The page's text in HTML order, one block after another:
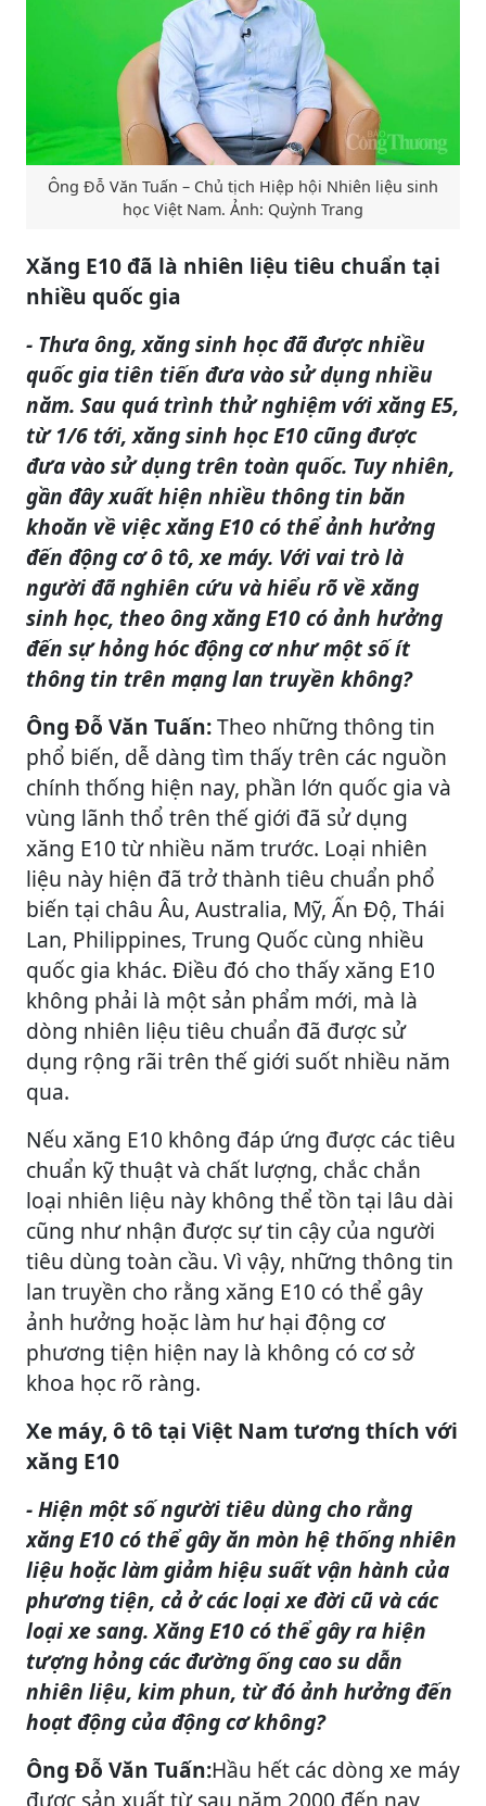
Ông Đỗ Văn Tuấn – Chủ tịch Hiệp hội Nhiên liệu sinh
học Việt Nam. Ảnh: Quỳnh Trang
Xăng E10 đã là nhiên liệu tiêu chuẩn tại
nhiều quốc gia
- Thưa ông, xăng sinh học đã được nhiều
quốc gia tiên tiến đưa vào sử dụng nhiều
năm. Sau quá trình thử nghiệm với xăng E5,
từ 1/6 tới, xăng sinh học E10 cũng được
đưa vào sử dụng trên toàn quốc. Tuy nhiên,
gần đây xuất hiện nhiều thông tin băn
khoăn về việc xăng E10 có thể ảnh hưởng
đến động cơ ô tô, xe máy. Với vai trò là
người đã nghiên cứu và hiểu rõ về xăng
sinh học, theo ông xăng E10 có ảnh hưởng
đến sự hỏng hóc động cơ như một số ít
thông tin trên mạng lan truyền không?
Ông Đỗ Văn Tuấn:Theo những thông tin
phổ biến, dễ dàng tìm thấy trên các nguồn
chính thống hiện nay, phần lớn quốc gia và
vùng lãnh thổ trên thế giới đã sử dụng
xăng E10 từ nhiều năm trước. Loại nhiên
liệu này hiện đã trở thành tiêu chuẩn phổ
biến tại châu Âu, Australia, Mỹ, Ấn Độ, Thái
Lan, Philippines, Trung Quốc cùng nhiều
quốc gia khác. Điều đó cho thấy xăng E10
không phải là một sản phẩm mới, mà là
dòng nhiên liệu tiêu chuẩn đã được sử
dụng rộng rãi trên thế giới suốt nhiều năm
qua.
Nếu xăng E10 không đáp ứng được các tiêu
chuẩn kỹ thuật và chất lượng, chắc chắn
loại nhiên liệu này không thể tồn tại lâu dài
cũng như nhận được sự tin cậy của người
tiêu dùng toàn cầu. Vì vậy, những thông tin
lan truyền cho rằng xăng E10 có thể gây
ảnh hưởng hoặc làm hư hại động cơ
phương tiện hiện nay là không có cơ sở
khoa học rõ ràng.
Xe máy, ô tô tại Việt Nam tương thích với
xăng E10
- Hiện một số người tiêu dùng cho rằng
xăng E10 có thể gây ăn mòn hệ thống nhiên
liệu hoặc làm giảm hiệu suất vận hành của
phương tiện, cả ở các loại xe đời cũ và các
loại xe sang. Xăng E10 có thể gây ra hiện
tượng hỏng các đường ống cao su dẫn
nhiên liệu, kim phun, từ đó ảnh hưởng đến
hoạt động của động cơ không?
Ông Đỗ Văn Tuấn:Hầu hết các dòng xe máy
được sản xuất từ sau năm 2000 đến nay